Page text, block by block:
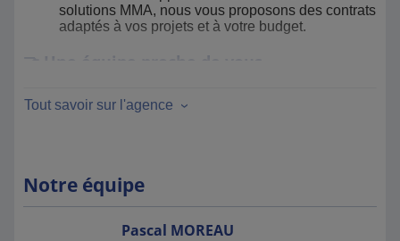
solutions MMA, nous vous proposons des contrats
adaptés à vos projets et à votre budget.
🤝 Une équipe proche de vous
Nos équipes de Challans et Noirmoutier sont
vous offrir un suivi personnalisé et efficace.
🌍 Deux agences pour plus de proximité
Tout savoir sur l'agence
Notre équipe
Pascal MOREAU